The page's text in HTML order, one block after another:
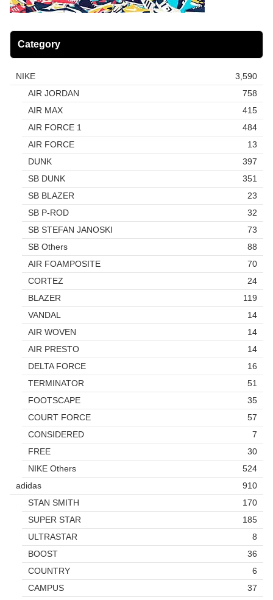
Category
NIKE
3,590
AIR JORDAN
758
AIR MAX
415
AIR FORCE 1
484
AIR FORCE
13
DUNK
397
SB DUNK
351
SB BLAZER
23
SB P-ROD
32
SB STEFAN JANOSKI
73
SB Others
88
AIR FOAMPOSITE
70
CORTEZ
24
BLAZER
119
VANDAL
14
AIR WOVEN
14
AIR PRESTO
14
DELTA FORCE
16
TERMINATOR
51
FOOTSCAPE
35
COURT FORCE
57
CONSIDERED
7
FREE
30
NIKE Others
524
adidas
910
STAN SMITH
170
SUPER STAR
185
ULTRASTAR
8
BOOST
36
COUNTRY
6
CAMPUS
37